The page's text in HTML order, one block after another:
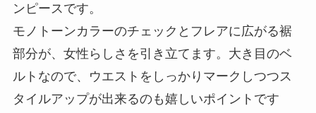
ンピースです。
モノトーンカラーのチェックとフレアに広がる裾
部分が、女性らしさを引き立てます。大き目のベ
ルトなので、ウエストをしっかりマークしつつス
タイルアップが出来るのも嬉しいポイントです